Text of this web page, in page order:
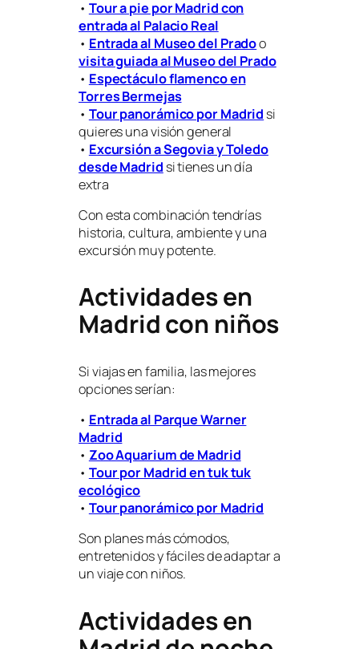
• Tour a pie por Madrid con
entrada al Palacio Real
• Entrada al Museo del Pradoo
visita guiada al Museo del Prado
• Espectáculo flamenco en
Torres Bermejas
• Tour panorámico por Madrid si
quieres una visión general
• Excursión a Segovia y Toledo
desde Madrid si tienes un día
extra
Con esta combinación tendrías
historia, cultura, ambiente y una
excursión muy potente.
Actividades en
Madrid con niños
Si viajas en familia, las mejores
opciones serían:
• Entrada al Parque Warner
Madrid
• Zoo Aquarium de Madrid
• Tour por Madrid en tuk tuk
ecológico
• Tour panorámico por Madrid
Son planes más cómodos,
entretenidos y fáciles de adaptar a
un viaje con niños.
Actividades en